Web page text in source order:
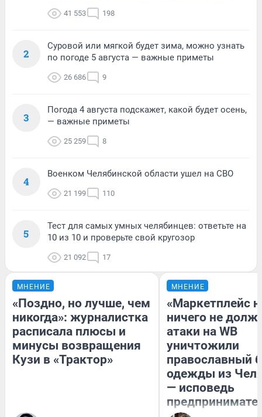
41 553 198
2
Суровой или мягкой будет зима, можно узнать
по погоде 5 августа — важные приметы
26 686 9
3
Погода 4 августа подскажет, какой будет осень,
— важные приметы
25 259 8
4
Военком Челябинской области ушел на СВО
21 199 110
5
Тест для самых умных челябинцев: ответьте на
10 из 10 и проверьте свой кругозор
21 092 17
МНЕНИЕ
«Поздно, но лучше, чем
никогда»: журналистка
расписала плюсы и
минусы возвращения
Кузи в «Трактор»
МНЕНИЕ
«Маркетплейс
ничего не
атаки на WB
уничтожили
православный
одежды из
— исповедь